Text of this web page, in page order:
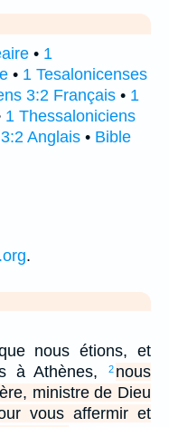
• 1
• 1 Tesalonicenses
3:2 Français • 1
1 Thessaloniciens
Anglais • Bible
.
nous étions, et
à Athènes,
2 nous
ministre de Dieu
vous affermir et